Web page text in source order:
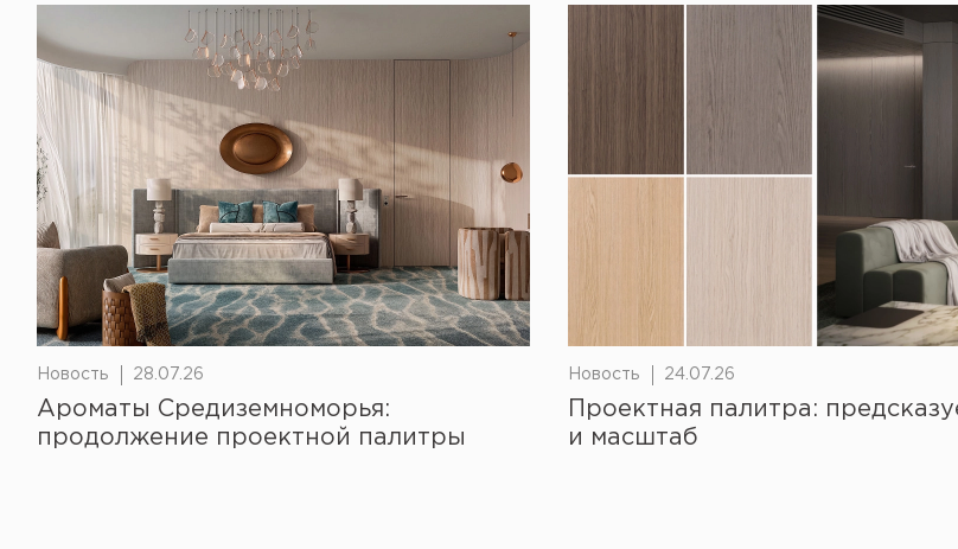
Новость 28.07.26
Ароматы Средиземноморья:
продолжение проектной палитры
Новость 24.07.26
Проектная палитра:
и масштаб